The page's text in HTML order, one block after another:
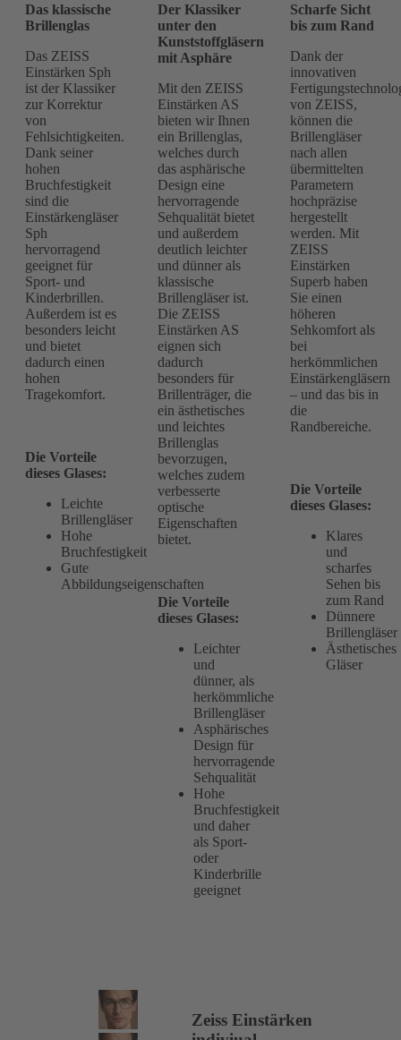
Das klassische
Brillenglas
Das ZEISS
Einstärken Sph
ist der Klassiker
zur Korrektur
von
Fehlsichtigkeiten.
Dank seiner
hohen
Bruchfestigkeit
sind die
Einstärkengläser
Sph
hervorragend
geeignet für
Sport- und
Kinderbrillen.
Außerdem ist es
besonders leicht
und bietet
dadurch einen
hohen
Tragekomfort.
Die Vorteile
dieses Glases:
Leichte
Brillengläser
Hohe
Bruchfestigkeit
Gute
Abbildungseigenschaften
Der Klassiker
unter den
Kunststoffgläsern
mit Asphäre
Mit den ZEISS
Einstärken AS
bieten wir Ihnen
ein Brillenglas,
welches durch
das asphärische
Design eine
hervorragende
Sehqualität bietet
und außerdem
deutlich leichter
und dünner als
klassische
Brillengläser ist.
Die ZEISS
Einstärken AS
eignen sich
dadurch
besonders für
Brillenträger, die
ein ästhetisches
und leichtes
Brillenglas
bevorzugen,
welches zudem
verbesserte
optische
Eigenschaften
bietet.
Die Vorteile
dieses Glases:
Leichter
und
dünner, als
herkömmliche
Brillengläser
Asphärisches
Design für
hervorragende
Sehqualität
Hohe
Bruchfestigkeit
und daher
als Sport-
oder
Kinderbrille
geeignet
Scharfe Sicht
bis zum Rand
Dank der
innovativen
von ZEISS,
können die
Brillengläser
nach allen
übermittelten
Parametern
hochpräzise
hergestellt
werden. Mit
ZEISS
Einstärken
Superb haben
Sie einen
höheren
Sehkomfort als
bei
herkömmlichen
Einstärkengläsern
– und das bis in
die
Randbereiche.
Die Vorteile
dieses Glases:
Klares
und
scharfes
Sehen bis
zum Rand
Dünnere
Brillengläser
Ästhetisches
Gläser
Zeiss Einstärken